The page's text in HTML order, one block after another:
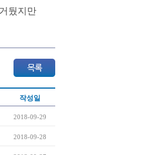
뒀지만
작성일
2018-09-29
2018-09-28